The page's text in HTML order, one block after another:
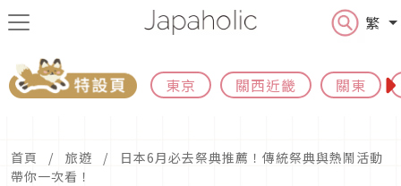
繁
東京 關西近畿 關東
首頁 旅遊
日本6月必去祭典推薦！傳統祭典與熱鬧活動
帶你一次看！